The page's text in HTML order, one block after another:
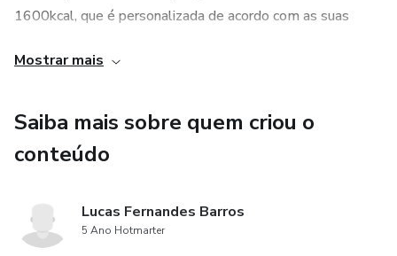
1600kcal, que é personalizada de acordo com as suas
alimentação equilibrada e adequada para o processo de
Mostrar mais
Saiba mais sobre quem criou o
conteúdo
Lucas Fernandes Barros
5 Ano Hotmarter